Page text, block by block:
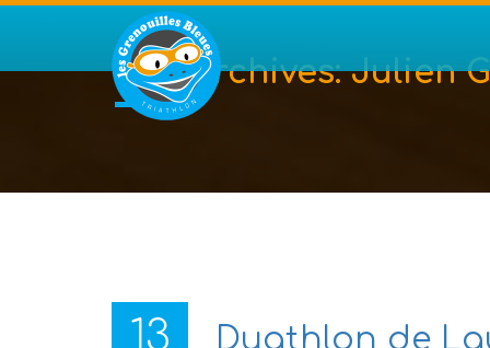
Tag Archives:Julien
13 Duathlon de